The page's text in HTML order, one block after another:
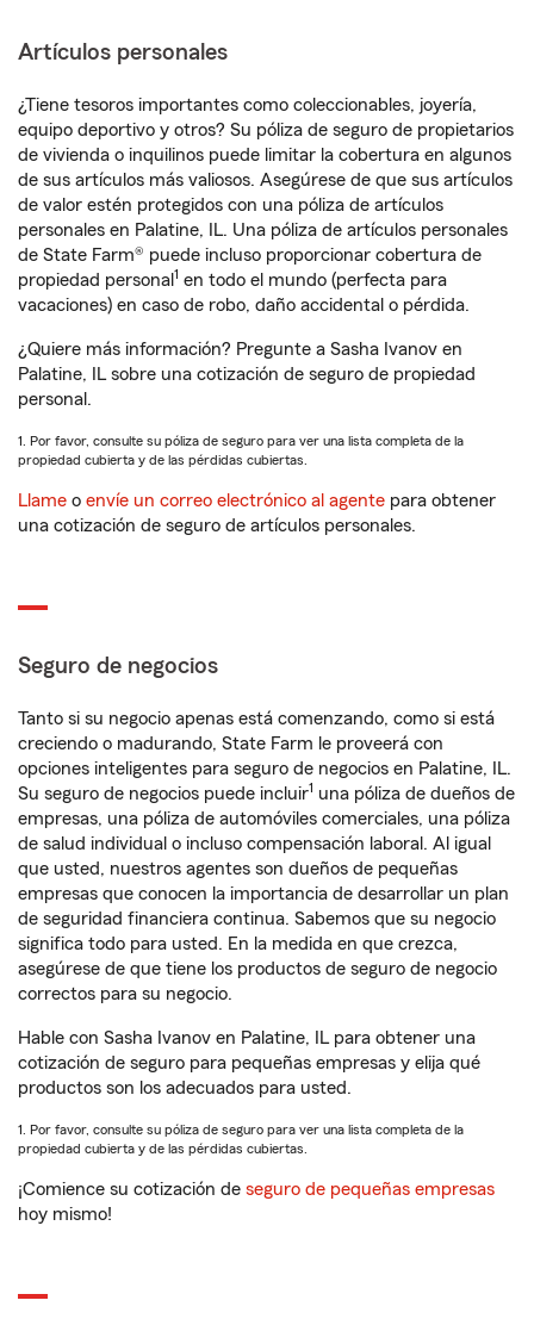
Artículos personales
¿Tiene tesoros importantes como coleccionables, joyería,
equipo deportivo y otros? Su póliza de seguro de propietarios
de vivienda o inquilinos puede limitar la cobertura en algunos
de sus artículos más valiosos. Asegúrese de que sus artículos
de valor estén protegidos con una póliza de artículos
personales en Palatine, IL. Una póliza de artículos personales
de State Farm® puede incluso proporcionar cobertura de
propiedad personal 1 en todo el mundo (perfecta para
vacaciones) en caso de robo, daño accidental o pérdida.
¿Quiere más información? Pregunte a Sasha Ivanov en
Palatine, IL sobre una cotización de seguro de propiedad
personal.
1. Por favor, consulte su póliza de seguro para ver una lista completa de la
propiedad cubierta y de las pérdidas cubiertas.
Llame o envíe un correo electrónico al agente para obtener
una cotización de seguro de artículos personales.
Seguro de negocios
Tanto si su negocio apenas está comenzando, como si está
creciendo o madurando, State Farm le proveerá con
opciones inteligentes para seguro de negocios en Palatine, IL.
Su seguro de negocios puede incluir1 una póliza de dueños de
empresas, una póliza de automóviles comerciales, una póliza
de salud individual o incluso compensación laboral. Al igual
que usted, nuestros agentes son dueños de pequeñas
empresas que conocen la importancia de desarrollar un plan
de seguridad financiera continua. Sabemos que su negocio
significa todo para usted. En la medida en que crezca,
asegúrese de que tiene los productos de seguro de negocio
correctos para su negocio.
Hable con Sasha Ivanov en Palatine, IL para obtener una
cotización de seguro para pequeñas empresas y elija qué
productos son los adecuados para usted.
1. Por favor, consulte su póliza de seguro para ver una lista completa de la
propiedad cubierta y de las pérdidas cubiertas.
¡Comience su cotización de seguro de pequeñas empresas
hoy mismo!